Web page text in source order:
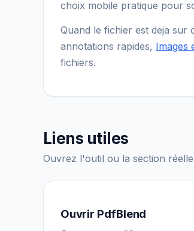
choix mobile pratique pour
Quand le fichier est deja sur
annotations rapides, Images
fichiers.
Liens utiles
Ouvrez l'outil ou la section
Ouvrir PdfBlend